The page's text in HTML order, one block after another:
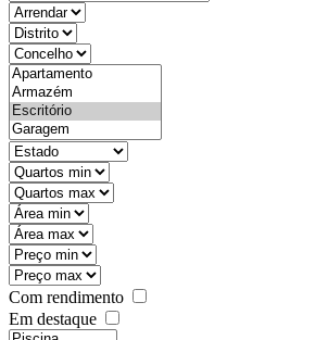
objective
districtId
countyId
types
state
mintypo
maxtypo
minarea
maxarea
minprice
maxprice
Com rendimento
Em destaque